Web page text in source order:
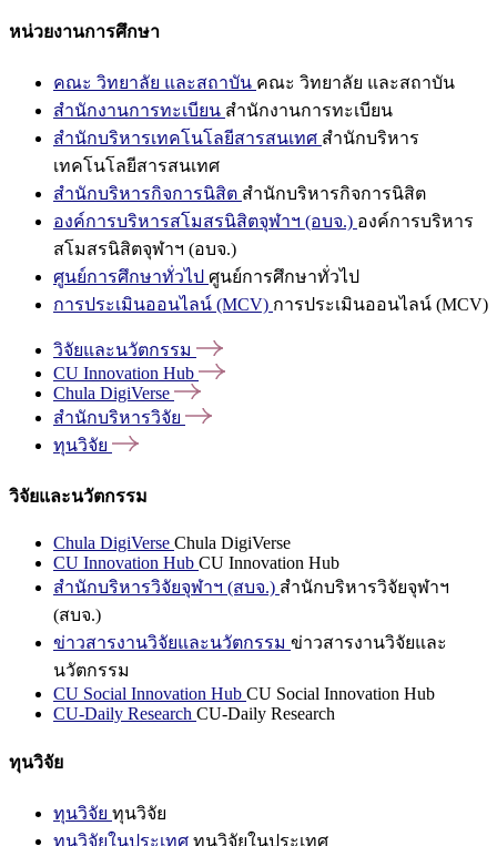
หน่วยงานการศึกษา
คณะ วิทยาลัย และสถาบัน คณะ วิทยาลัย และสถาบัน
สำนักงานการทะเบียน สำนักงานการทะเบียน
สำนักบริหารเทคโนโลยีสารสนเทศ สำนักบริหาร
เทคโนโลยีสารสนเทศ
สำนักบริหารกิจการนิสิต สำนักบริหารกิจการนิสิต
องค์การบริหารสโมสรนิสิตจุฬาฯ (อบจ.) องค์การบริหาร
สโมสรนิสิตจุฬาฯ (อบจ.)
ศูนย์การศึกษาทั่วไป ศูนย์การศึกษาทั่วไป
การประเมินออนไลน์ (MCV) การประเมินออนไลน์ (MCV)
วิจัยและนวัตกรรม
CU Innovation Hub
Chula DigiVerse
สำนักบริหารวิจัย
ทุนวิจัย
วิจัยและนวัตกรรม
Chula DigiVerse Chula DigiVerse
CU Innovation Hub CU Innovation Hub
สำนักบริหารวิจัยจุฬาฯ (สบจ.) สำนักบริหารวิจัยจุฬาฯ
(สบจ.)
ข่าวสารงานวิจัยและนวัตกรรม ข่าวสารงานวิจัยและ
นวัตกรรม
CU Social Innovation Hub CU Social Innovation Hub
CU-Daily Research CU-Daily Research
ทุนวิจัย
ทุนวิจัย ทุนวิจัย
ทุนวิจัยในประเทศ ทุนวิจัยในประเทศ